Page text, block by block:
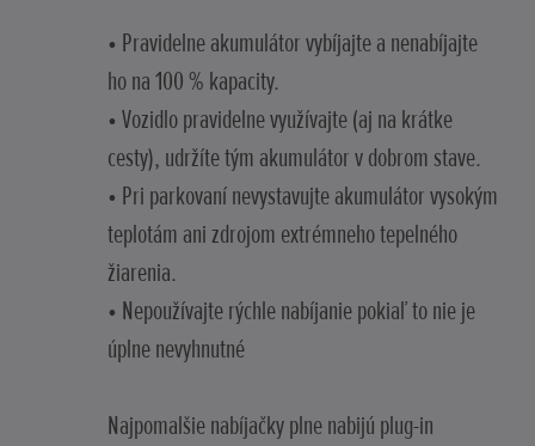
• Pravidelne akumulátor vybíjajte a nenabíjajte
ho na 100 % kapacity.
• Vozidlo pravidelne využívajte (aj na krátke
cesty), udržíte tým akumulátor v dobrom stave.
• Pri parkovaní nevystavujte akumulátor vysokým
teplotám ani zdrojom extrémneho tepelného
žiarenia.
• Nepoužívajte rýchle nabíjanie pokiaľ to nie je
úplne nevyhnutné
Najpomalšie nabíjačky plne nabijú plug-in